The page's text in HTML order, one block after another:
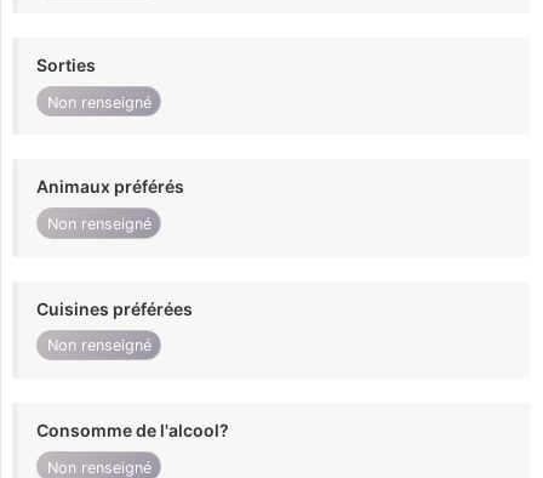
Sorties
Non renseigné
Animaux préférés
Non renseigné
Cuisines préférées
Non renseigné
Consomme de l'alcool?
Non renseigné